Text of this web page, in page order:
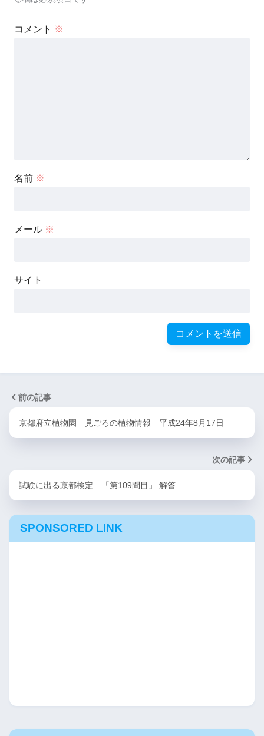
コメント ※
名前 ※
メール ※
サイト
前の記事
京都府立植物園 見ごろの植物情報 平成24年8月17日
次の記事
試験に出る京都検定 「第109問目」 解答
SPONSORED LINK